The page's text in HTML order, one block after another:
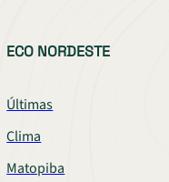
ECO NORDESTE
Últimas
Clima
Matopiba